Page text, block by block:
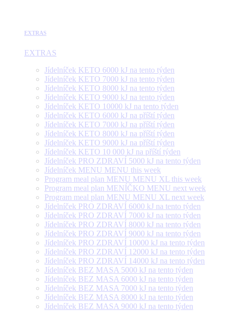
EXTRAS
EXTRAS
Jídelníček KETO 6000 kJ na tento týden
Jídelníček KETO 7000 kJ na tento týden
Jídelníček KETO 8000 kJ na tento týden
Jídelníček KETO 9000 kJ na tento týden
Jídelníček KETO 10000 kJ na tento týden
Jídelníček KETO 6000 kJ na příští týden
Jídelníček KETO 7000 kJ na příští týden
Jídelníček KETO 8000 kJ na příští týden
Jídelníček KETO 9000 kJ na příští týden
Jídelníček KETO 10 000 kJ na příští týden
Jídelníček PRO ZDRAVÍ 5000 kJ na tento týden
Jídelníček MENU MENU this week
Program meal plan MENU MENU XL this week
Program meal plan MENÍČKO MENU next week
Program meal plan MENU MENU XL next week
Jídelníček PRO ZDRAVÍ 6000 kJ na tento týden
Jídelníček PRO ZDRAVÍ 7000 kJ na tento týden
Jídelníček PRO ZDRAVÍ 8000 kJ na tento týden
Jídelníček PRO ZDRAVÍ 9000 kJ na tento týden
Jídelníček PRO ZDRAVÍ 10000 kJ na tento týden
Jídelníček PRO ZDRAVÍ 12000 kJ na tento týden
Jídelníček PRO ZDRAVÍ 14000 kJ na tento týden
Jídelníček BEZ MASA 5000 kJ na tento týden
Jídelníček BEZ MASA 6000 kJ na tento týden
Jídelníček BEZ MASA 7000 kJ na tento týden
Jídelníček BEZ MASA 8000 kJ na tento týden
Jídelníček BEZ MASA 9000 kJ na tento týden